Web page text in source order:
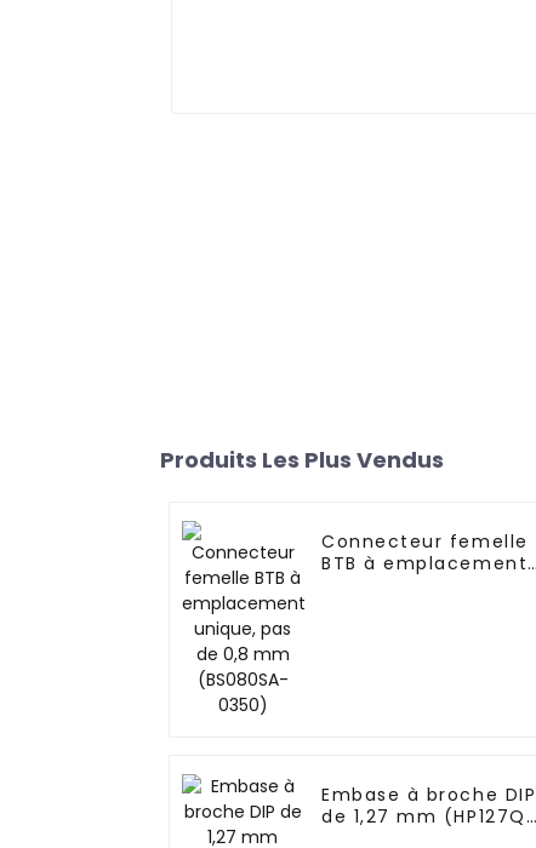
Produits Les Plus Vendus
Connecteur femelle
BTB à emplacement
Embase à broche DIP
de 1,27 mm